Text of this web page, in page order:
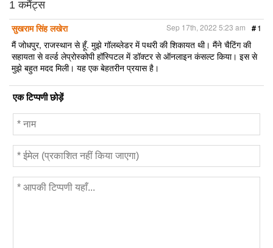
o
o
k
e
r
1 कमैंट्स
सुखराम सिंह लखेरा
#1
Sep 17th, 2022 5:23 am
मैं जोधपुर, राजस्थान से हूँ. मुझे गॉलब्लेडर में पथरी की शिकायत थी। मैंने चैटिंग की
सहायता से वर्ल्ड लेप्रोस्कोपी हॉस्पिटल में डॉक्टर से ऑनलाइन कंसल्ट किया। इस से
मुझे बहुत मदद मिली। यह एक बेहतरीन प्रयास है।
एक टिप्पणी छोड़ें